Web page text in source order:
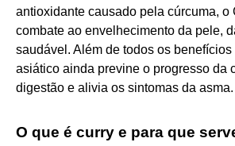
antioxidante causado pela cúrcuma, o
combate ao envelhecimento da pele,
saudável. Além de todos os
asiático ainda previne o progresso da
digestão e alivia os sintomas da asma.
O que é curry e para que